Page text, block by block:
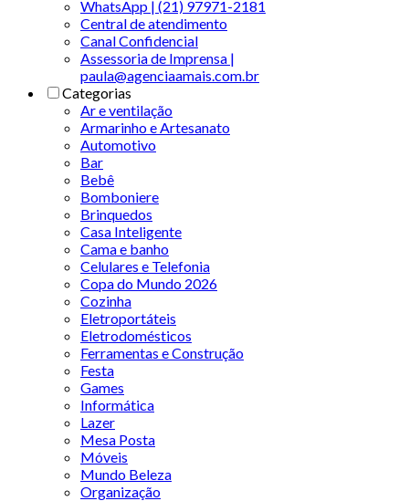
WhatsApp | (21) 97971-2181
Central de atendimento
Canal Confidencial
Assessoria de Imprensa |
paula@agenciaamais.com.br
Categorias
Ar e ventilação
Armarinho e Artesanato
Automotivo
Bar
Bebê
Bomboniere
Brinquedos
Casa Inteligente
Cama e banho
Celulares e Telefonia
Copa do Mundo 2026
Cozinha
Eletroportáteis
Eletrodomésticos
Ferramentas e Construção
Festa
Games
Informática
Lazer
Mesa Posta
Móveis
Mundo Beleza
Organização